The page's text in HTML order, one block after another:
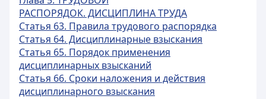
РАСПОРЯДОК. ДИСЦИПЛИНА ТРУДА
Статья 63. Правила трудового распорядка
Статья 64. Дисциплинарные взыскания
Статья 65. Порядок применения
дисциплинарных взысканий
Статья 66. Сроки наложения и действия
дисциплинарного взыскания